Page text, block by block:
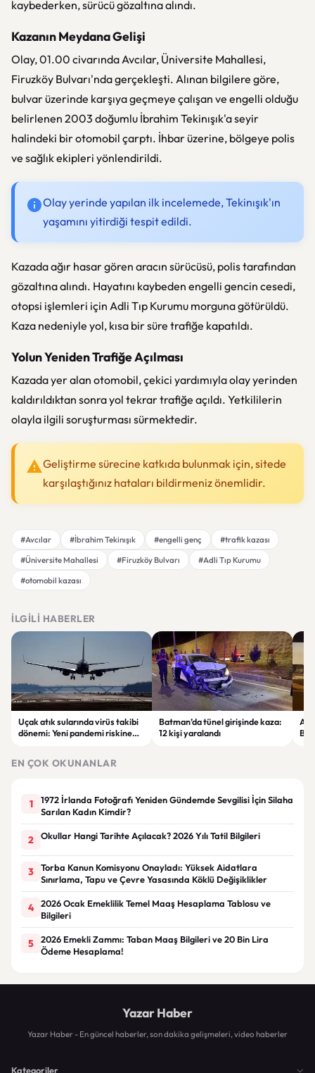
kaybederken, sürücü gözaltına alındı.
Kazanın Meydana Gelişi
Olay, 01.00 civarında Avcılar, Üniversite Mahallesi,
Firuzköy Bulvarı'nda gerçekleşti. Alınan bilgilere göre,
bulvar üzerinde karşıya geçmeye çalışan ve engelli olduğu
belirlenen 2003 doğumlu İbrahim Tekinışık'a seyir
halindeki bir otomobil çarptı. İhbar üzerine, bölgeye polis
ve sağlık ekipleri yönlendirildi.
Olay yerinde yapılan ilk incelemede, Tekinışık'ın
yaşamını yitirdiği tespit edildi.
Kazada ağır hasar gören aracın sürücüsü, polis tarafından
gözaltına alındı. Hayatını kaybeden engelli gencin cesedi,
otopsi işlemleri için Adli Tıp Kurumu morguna götürüldü.
Kaza nedeniyle yol, kısa bir süre trafiğe kapatıldı.
Yolun Yeniden Trafiğe Açılması
Kazada yer alan otomobil, çekici yardımıyla olay yerinden
kaldırıldıktan sonra yol tekrar trafiğe açıldı. Yetkililerin
olayla ilgili soruşturması sürmektedir.
Geliştirme sürecine katkıda bulunmak için, sitede
karşılaştığınız hataları bildirmeniz önemlidir.
#Avcılar #İbrahim Tekinışık #engelli genç
#trafik kazası
#Üniversite Mahallesi
#Firuzköy Bulvarı
#Adli Tıp Kurumu
#otomobil kazası
İLGILI HABERLER
Uçak atık sularında virüs takibi
dönemi: Yeni pandemi riskine
Batman’da tünel girişinde kaza:
12 kişi yaralandı
EN ÇOK OKUNANLAR
1
1972 İrlanda Fotoğrafı Yeniden Gündemde Sevgilisi İçin Silaha
Sarılan Kadın Kimdir?
2 Okullar Hangi Tarihte Açılacak? 2026 Yılı Tatil Bilgileri
3
Torba Kanun Komisyonu Onayladı: Yüksek Aidatlara
Sınırlama, Tapu ve Çevre Yasasında Köklü Değişiklikler
4
2026 Ocak Emeklilik Temel Maaş Hesaplama Tablosu ve
Bilgileri
5
2026 Emekli Zammı: Taban Maaş Bilgileri ve 20 Bin Lira
Ödeme Hesaplama!
Yazar Haber
Yazar Haber - En güncel haberler, son dakika gelişmeleri, video haberler
Kategoriler